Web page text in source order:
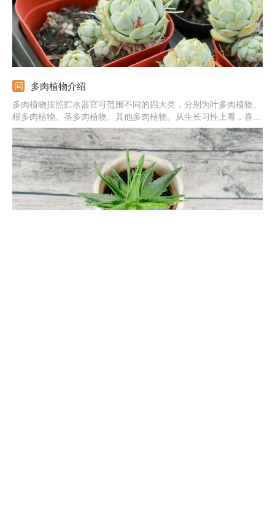
多肉植物介绍
多肉植物按照贮水器官可范围不同的四大类，分别为叶多肉植物、
根多肉植物、茎多肉植物、其他多肉植物。从生长习性上看，喜欢
温暖、通风好、光照足的环境，耐高温以及耐寒性都是比较差的，
耐旱，但是惧怕水涝。因此养护期间需及时控温，尤其是夏冬两季
的高低温，还要严格控水，浇水宁干勿湿。